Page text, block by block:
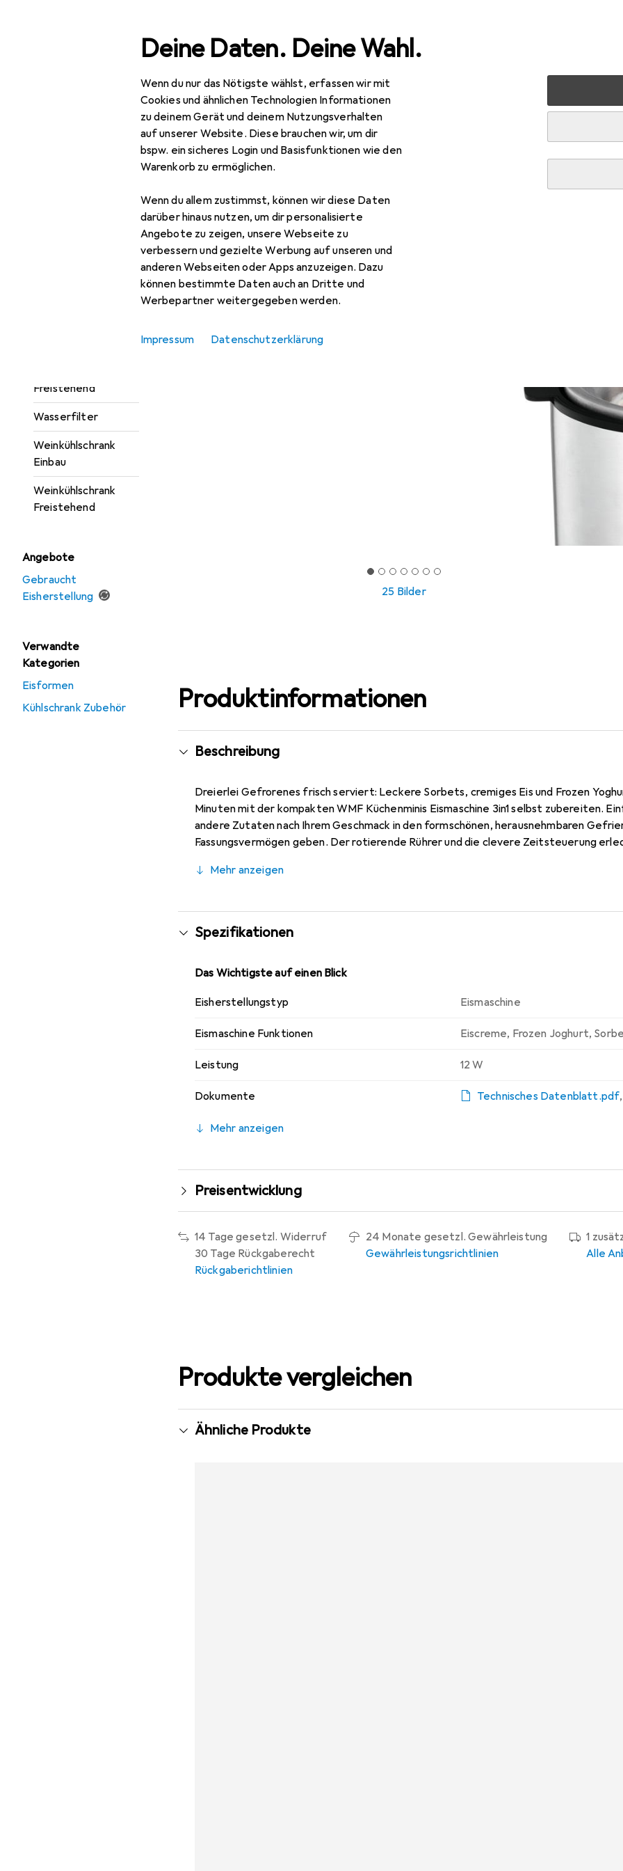
Deine Daten. Deine Wahl.
Wenn du nur das Nötigste wählst, erfassen wir mit
Cookies und ähnlichen Technologien Informationen
zu deinem Gerät und deinem Nutzungsverhalten
auf unserer Website. Diese brauchen wir, um dir
bspw. ein sicheres Login und Basisfunktionen wie den
Warenkorb zu ermöglichen.
Wenn du allem zustimmst, können wir diese Daten
darüber hinaus nutzen, um dir personalisierte
Angebote zu zeigen, unsere Webseite zu
verbessern und gezielte Werbung auf unseren und
anderen Webseiten oder Apps anzuzeigen. Dazu
können bestimmte Daten auch an Dritte und
Werbepartner weitergegeben werden.
Impressum Datenschutzerklärung
Navigation nach Kategorien
Freistehend
Wasserfilter
Weinkühlschrank
Einbau
Weinkühlschrank
Freistehend
Angebote
Gebraucht
Eisherstellung
Verwandte
Kategorien
Eisformen
Kühlschrank Zubehör
Gesamtsortiment Haushalt Küche
25 Bilder
Produktinformationen
Beschreibung
Dreierlei Gefrorenes frisch serviert: Leckere Sorbets, cremiges Eis und Frozen
Minuten mit der kompakten WMF Küchenminis Eismaschine 3in1 selbst zubereiten.
andere Zutaten nach Ihrem Geschmack in den formschönen, herausnehmbaren
Fassungsvermögen geben. Der rotierende Rührer und die clevere Zeitsteuerung
Mehr anzeigen
Spezifikationen
Das Wichtigste auf einen Blick
Eisherstellungstyp Eismaschine
Eismaschine Funktionen Eiscreme, Frozen Joghurt,
Leistung 12 W
Dokumente Technisches Datenblatt.pdf,
Mehr anzeigen
Preisentwicklung
14 Tage gesetzl. Widerruf
30 Tage Rückgaberecht
Rückgaberichtlinien
24 Monate gesetzl. Gewährleistung
Gewährleistungsrichtlinien
1
Alle
Produkte vergleichen
Ähnliche Produkte